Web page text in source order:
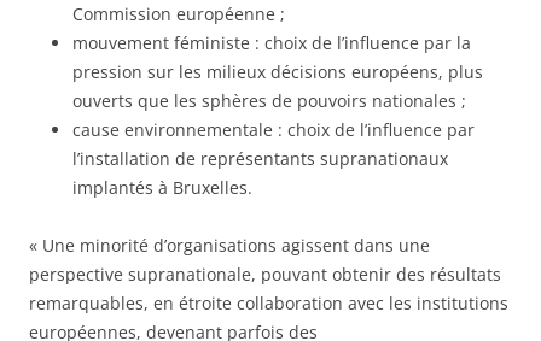
Commission européenne ;
mouvement féministe : choix de l’influence par la
pression sur les milieux décisions européens, plus
ouverts que les sphères de pouvoirs nationales ;
cause environnementale : choix de l’influence par
l’installation de représentants supranationaux
implantés à Bruxelles.
« Une minorité d’organisations agissent dans une
perspective supranationale, pouvant obtenir des résultats
remarquables, en étroite collaboration avec les institutions
européennes, devenant parfois des